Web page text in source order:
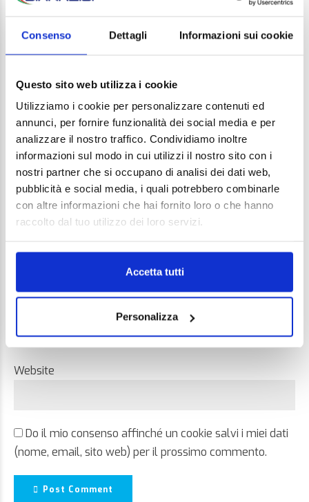
Consenso Dettagli Informazioni sui cookie
Questo sito web utilizza i cookie
Utilizziamo i cookie per personalizzare contenuti ed
annunci, per fornire funzionalità dei social media e per
analizzare il nostro traffico. Condividiamo inoltre
informazioni sul modo in cui utilizzi il nostro sito con i
nostri partner che si occupano di analisi dei dati web,
pubblicità e social media, i quali potrebbero combinarle
con altre informazioni che hai fornito loro o che hanno
raccolto dal tuo utilizzo dei loro servizi.
Accetta tutti
Personalizza
Your email address will not be published. Required
Website
Do il mio consenso affinché un cookie salvi i miei dati
(nome, email, sito web) per il prossimo commento.
Post Comment